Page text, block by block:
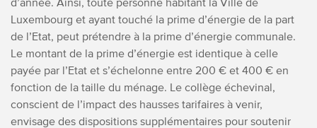
Luxembourg et ayant touché la prime d’énergie de la part
de l’Etat, peut prétendre à la prime d’énergie communale.
Le montant de la prime d’énergie est identique à celle
payée par l’Etat et s’échelonne entre 200 € et 400 € en
fonction de la taille du ménage. Le collège échevinal,
conscient de l’impact des hausses tarifaires à venir,
envisage des dispositions supplémentaires pour soutenir